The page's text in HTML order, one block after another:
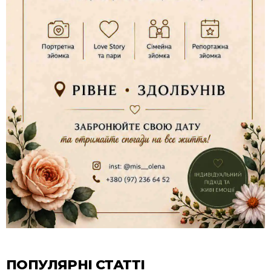
ПОПУЛЯРНІ СТАТТІ